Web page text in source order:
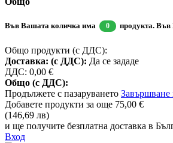
Във Вашата количка има 0 продукта. Във
Общо продукти (с ДДС):
Доставка: (с ДДС): Да се зададе
ДДС: 0,00 €
Общо (с ДДС):
Продължете с пазаруването Завършване
Добавете продукти за още 75,00 €
(146,69 лв)
и ще получите безплатна доставка в
Вход